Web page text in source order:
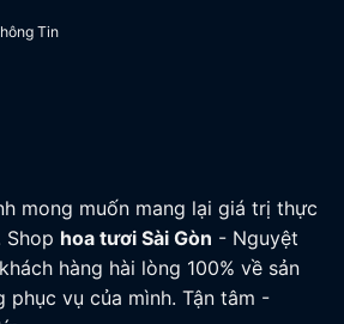
Tin
mong muốn mang lại giá trị thực
Shop hoa tươi Sài Gòn - Nguyệt
hàng hài lòng 100% về sản
phục vụ của mình. Tận tâm -